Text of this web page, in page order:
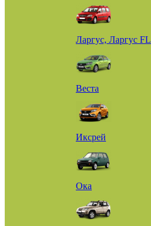
Ларгус, Ларгус FL
Веста
Иксрей
Ока